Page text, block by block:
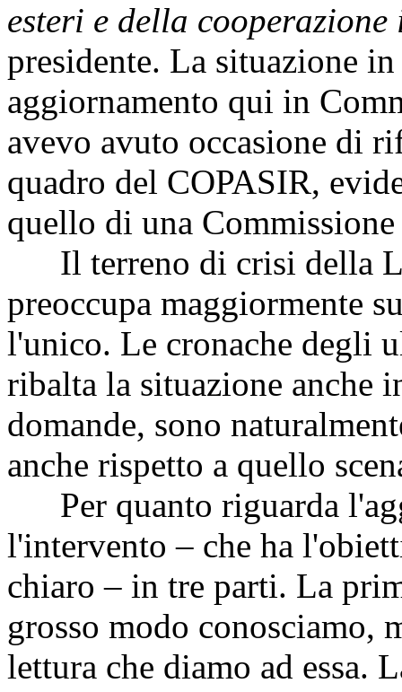
esteri e della
presidente. La situazione
aggiornamento qui in
avevo avuto occasione di
quadro del COPASIR,
quello di una
Il terreno di crisi della
preoccupa maggiormente
l'unico. Le cronache degli
ribalta la situazione anche
domande, sono
anche rispetto a quello
Per quanto riguarda
l'intervento – che ha
chiaro – in tre parti. La
grosso modo conosciamo,
lettura che diamo ad essa.